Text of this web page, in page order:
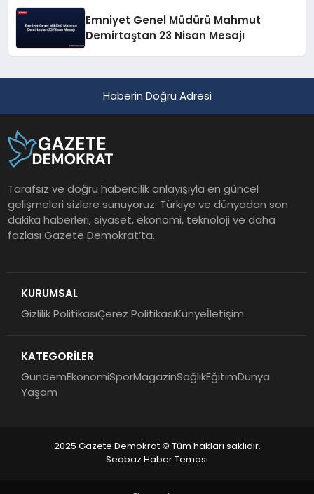
Emniyet Genel Müdürü Mahmut
Demirtaştan 23 Nisan Mesajı
Haberin Doğru Adresi
Tarafsız ve doğru habercilik anlayışıyla en güncel
gelişmeleri sizlere sunuyoruz. Türkiye ve dünyadan son
dakika haberleri, siyaset, ekonomi, teknoloji ve daha
fazlası Gazete Demokrat’ta.
KURUMSAL
Gizlilik PolitikasıÇerez PolitikasıKünyeİletişim
KATEGORİLER
GündemEkonomiSporMagazinSağlıkEğitimDünya
Yaşam
2025 Gazete Demokrat © Tüm hakları saklıdır.
Seobaz Haber Teması